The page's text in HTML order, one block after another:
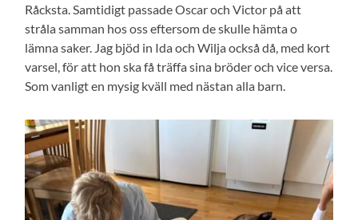
Råcksta. Samtidigt passade Oscar och Victor på att
stråla samman hos oss eftersom de skulle hämta o
lämna saker. Jag bjöd in Ida och Wilja också då, med kort
varsel, för att hon ska få träffa sina bröder och vice versa.
Som vanligt en mysig kväll med nästan alla barn.